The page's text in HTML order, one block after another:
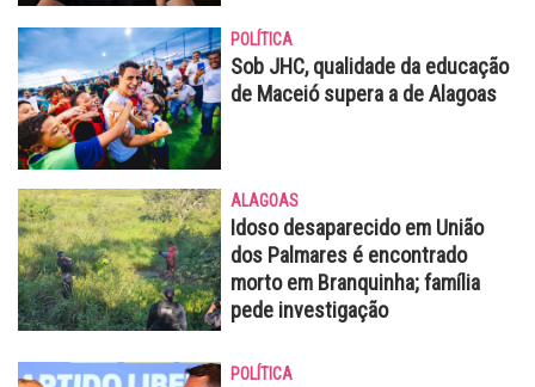
POLÍTICA
Sob JHC, qualidade da educação
de Maceió supera a de Alagoas
ALAGOAS
Idoso desaparecido em União
dos Palmares é encontrado
morto em Branquinha; família
pede investigação
POLÍTICA